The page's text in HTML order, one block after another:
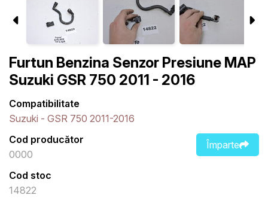
Furtun Benzina Senzor Presiune MAP
Suzuki GSR 750 2011 - 2016
Compatibilitate
Suzuki - GSR 750 2011-2016
Împarte
Cod producător
0000
Cod stoc
14822